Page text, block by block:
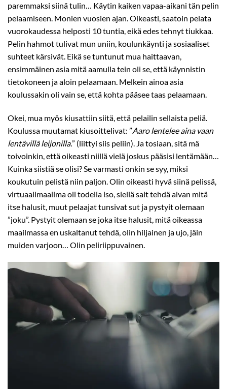
paremmaksi siinä tulin… Käytin kaiken vapaa-aikani tän pelin
pelaamiseen. Monien vuosien ajan. Oikeasti, saatoin pelata
vuorokaudessa helposti 10 tuntia, eikä edes tehnyt tiukkaa.
Pelin hahmot tulivat mun uniin, koulunkäynti ja sosiaaliset
suhteet kärsivät. Eikä se tuntunut mua haittaavan,
ensimmäinen asia mitä aamulla tein oli se, että käynnistin
tietokoneen ja aloin pelaamaan. Melkein ainoa asia
koulussakin oli vain se, että kohta pääsee taas pelaamaan.
Okei, mua myös kiusattiin siitä, että pelailin sellaista peliä.
Koulussa muutamat kiusoittelivat: ”Aaro lentelee aina vaan
lentävillä leijonilla.” (liittyi siis peliin). Ja tosiaan, sitä mä
toivoinkin, että oikeasti niillä vielä joskus pääsisi lentämään…
Kuinka siistiä se olisi? Se varmasti onkin se syy, miksi
koukutuin pelistä niin paljon. Olin oikeasti hyvä siinä pelissä,
virtuaalimaailma oli todella iso, siellä sait tehdä aivan mitä
itse halusit, muut pelaajat tunsivat sut ja pystyit olemaan
”joku”. Pystyit olemaan se joka itse halusit, mitä oikeassa
maailmassa en uskaltanut tehdä, olin hiljainen ja ujo, jäin
muiden varjoon… Olin peliriippuvainen.